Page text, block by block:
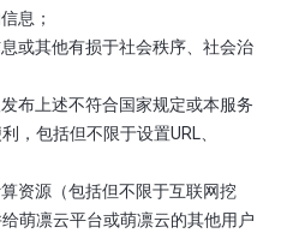
息；
或其他有损于社会秩序、社会治
布上述不符合国家规定或本服务
，包括但不限于设置URL、
资源（包括但不限于互联网挖
萌凛云平台或萌凛云的其他用户